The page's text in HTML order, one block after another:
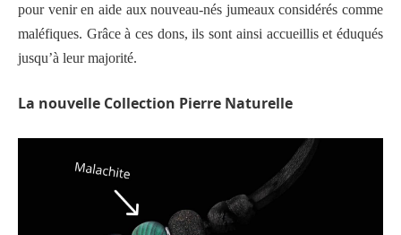
pour venir en aide aux nouveau-nés jumeaux considérés comme
maléfiques. Grâce à ces dons, ils sont ainsi accueillis et éduqués
jusqu’à leur majorité.
La nouvelle Collection Pierre Naturelle